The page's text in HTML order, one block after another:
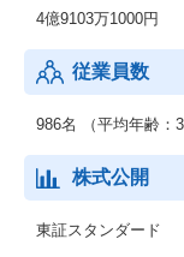
解決に導き、お客様
■ビジネス・プロセ
永年にわたり培って
客様企業のビジネス
トします。
4億9103万1000円
従業員数
986名 （平均年齢：
株式公開
東証スタンダード